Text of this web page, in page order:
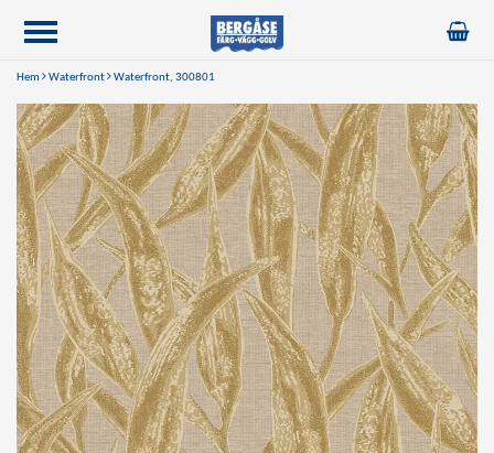
Hem Waterfront Waterfront, 300801